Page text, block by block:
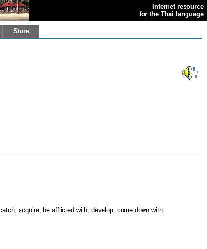
Internet resource
for the Thai language
Store
acquire, be afflicted with, develop, come down with